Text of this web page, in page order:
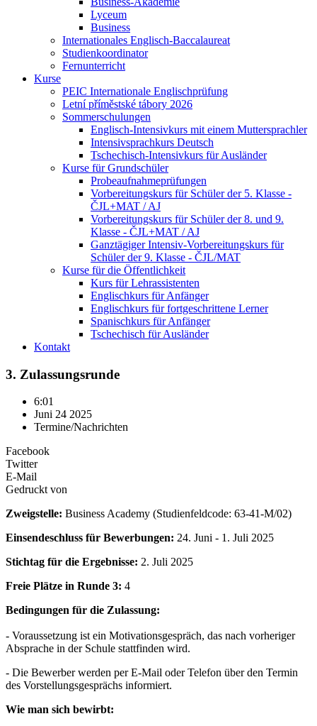
Lyceum
Business
Internationales Englisch-Baccalaureat
Studienkoordinator
Fernunterricht
Kurse
PEIC Internationale Englischprüfung
Letní příměstské tábory 2026
Sommerschulungen
Englisch-Intensivkurs mit einem Muttersprachler
Intensivsprachkurs Deutsch
Tschechisch-Intensivkurs für Ausländer
Kurse für Grundschüler
Probeaufnahmeprüfungen
Vorbereitungskurs für Schüler der 5. Klasse -
ČJL+MAT / AJ
Vorbereitungskurs für Schüler der 8. und 9.
Klasse - ČJL+MAT / AJ
Ganztägiger Intensiv-Vorbereitungskurs für
Schüler der 9. Klasse - ČJL/MAT
Kurse für die Öffentlichkeit
Kurs für Lehrassistenten
Englischkurs für Anfänger
Englischkurs für fortgeschrittene Lerner
Spanischkurs für Anfänger
Tschechisch für Ausländer
Kontakt
3. Zulassungsrunde
6:01
Juni 24 2025
Termine/Nachrichten
Facebook
Twitter
E-Mail
Gedruckt von
Zweigstelle: Business Academy (Studienfeldcode: 63-41-M/02)
Einsendeschluss für Bewerbungen: 24. Juni - 1. Juli 2025
Stichtag für die Ergebnisse: 2. Juli 2025
Freie Plätze in Runde 3: 4
Bedingungen für die Zulassung:
- Voraussetzung ist ein Motivationsgespräch, das nach vorheriger
Absprache in der Schule stattfinden wird.
- Die Bewerber werden per E-Mail oder Telefon über den Termin
des Vorstellungsgesprächs informiert.
Wie man sich bewirbt: